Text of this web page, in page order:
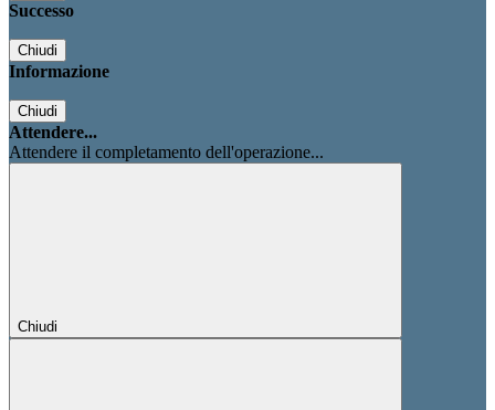
Successo
Chiudi
Informazione
Chiudi
Attendere...
Attendere il completamento dell'operazione...
Chiudi